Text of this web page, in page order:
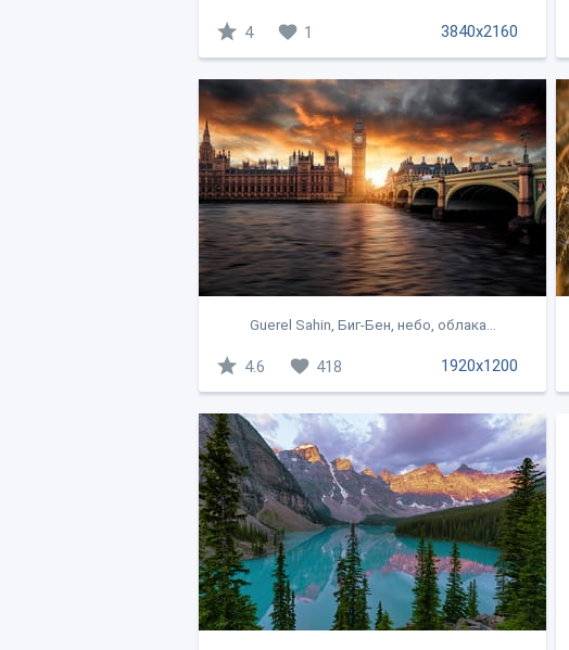
3840x2160
4 1
Guerel Sahin, Биг-Бен, небо, облака...
1920x1200
4.6 418